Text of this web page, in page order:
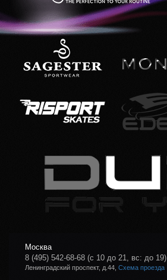
Москва
8 (495) 542-68-68 (с 10 до 21, вс: до 19)
Ленинградский проспект, д.44, Схема проезда